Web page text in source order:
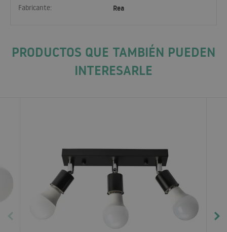
Fabricante: Rea
PRODUCTOS QUE TAMBIÉN PUEDEN
INTERESARLE